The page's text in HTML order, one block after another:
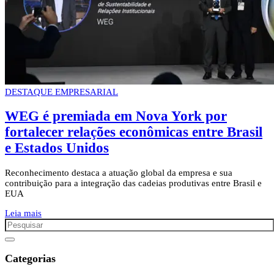
DESTAQUE EMPRESARIAL
WEG é premiada em Nova York por
fortalecer relações econômicas entre Brasil
e Estados Unidos
Reconhecimento destaca a atuação global da empresa e sua
contribuição para a integração das cadeias produtivas entre Brasil e
EUA
Leia mais
Categorias